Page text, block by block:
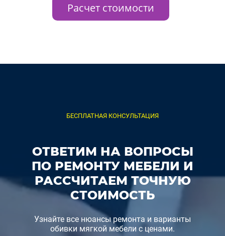
Расчет стоимости
БЕСПЛАТНАЯ КОНСУЛЬТАЦИЯ
ОТВЕТИМ НА ВОПРОСЫ
ПО РЕМОНТУ МЕБЕЛИ И
РАССЧИТАЕМ ТОЧНУЮ
СТОИМОСТЬ
Узнайте все нюансы ремонта и варианты
обивки мягкой мебели с ценами.